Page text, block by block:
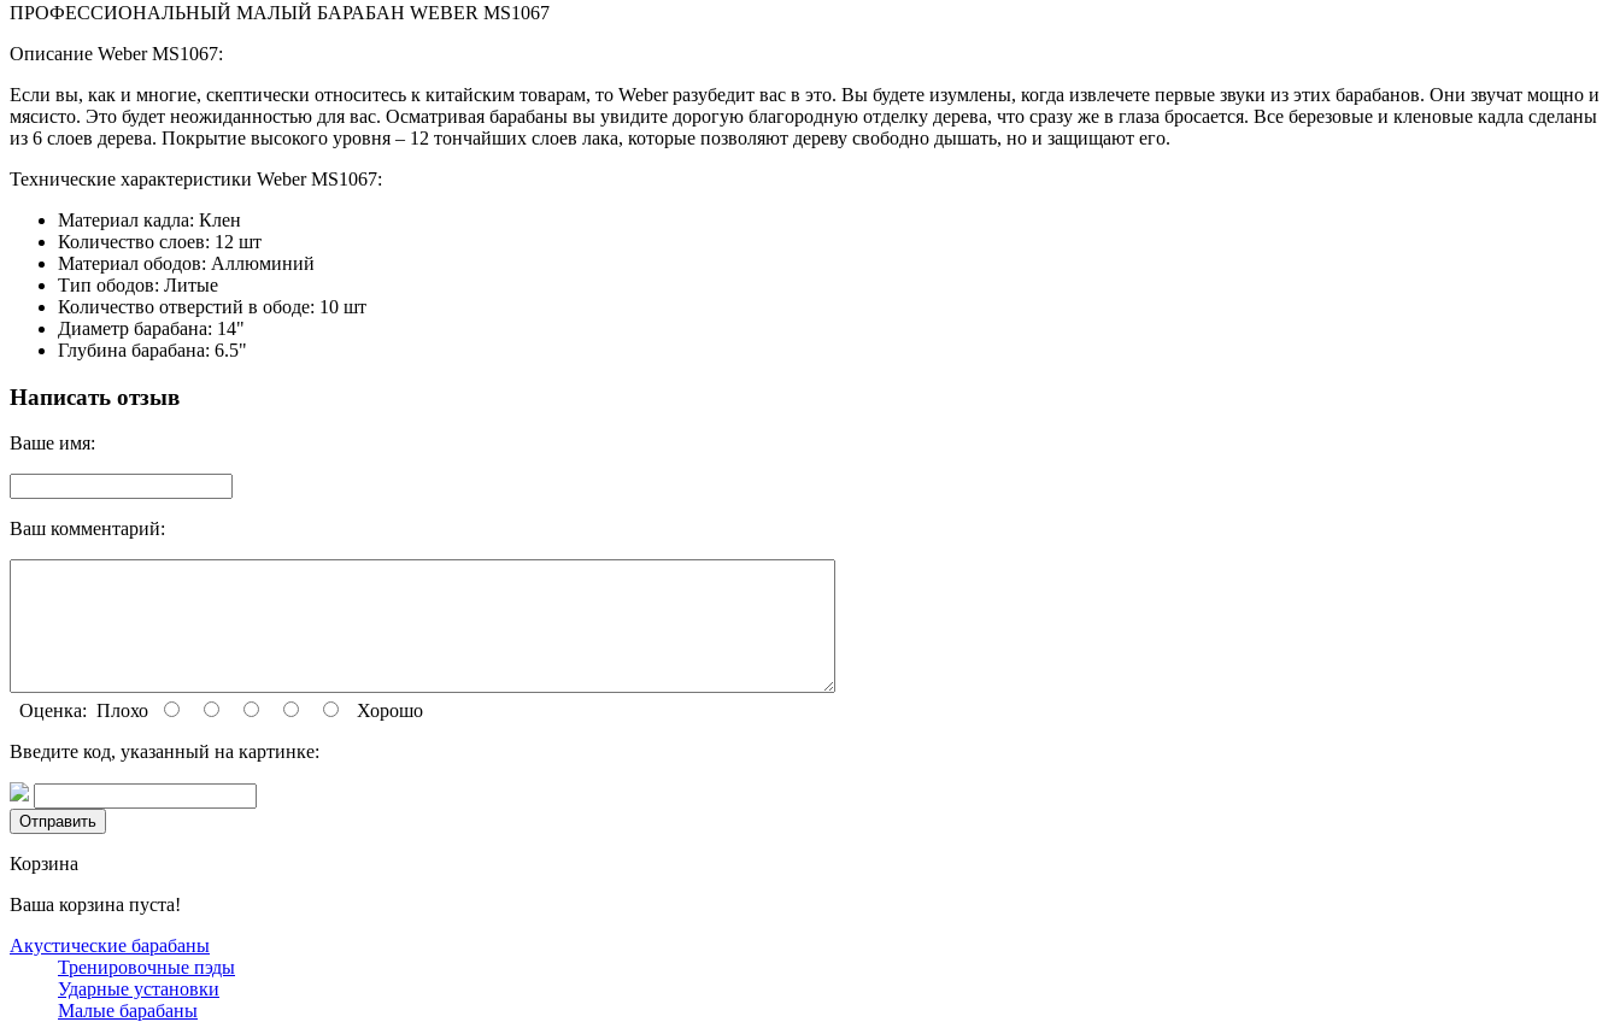
ПРОФЕССИОНАЛЬНЫЙ МАЛЫЙ БАРАБАН WEBER MS1067
Описание Weber MS1067:
Если вы, как и многие, скептически относитесь к китайским товарам, то Weber разубедит вас в это. Вы будете изумлены, когда извлечете первые звуки из этих барабанов. Они звучат мощно и
мясисто. Это будет неожиданностью для вас. Осматривая барабаны вы увидите дорогую благородную отделку дерева, что сразу же в глаза бросается. Все березовые и кленовые кадла сделаны
из 6 слоев дерева. Покрытие высокого уровня – 12 тончайших слоев лака, которые позволяют дереву свободно дышать, но и защищают его.
Технические характеристики Weber MS1067:
Материал кадла: Клен
Количество слоев: 12 шт
Материал ободов: Аллюминий
Тип ободов: Литые
Количество отверстий в ободе: 10 шт
Диаметр барабана: 14"
Глубина барабана: 6.5"
Написать отзыв
Ваше имя:
Ваш комментарий:
Оценка: Плохо
Хорошо
Введите код, указанный на картинке:
Корзина
Ваша корзина пуста!
Акустические барабаны
Тренировочные пэды
Ударные установки
Малые барабаны